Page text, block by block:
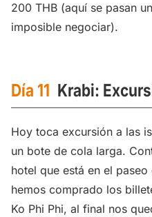
200 THB (aquí se pasan
imposible negociar).
Día 11 Krabi:
Hoy toca excursión a las
un bote de cola larga.
hotel que está en el
hemos comprado los
Ko Phi Phi, al final nos